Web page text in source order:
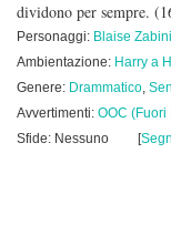
dividono per sempre.
Personaggi: Blaise Zabini
Ambientazione: Harry a
Genere: Drammatico,
Avvertimenti: OOC
Sfide: Nessuno
[